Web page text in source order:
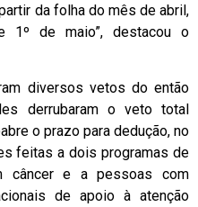
da folha do mês de abril,
1º de maio”, destacou o
diversos vetos do então
derrubaram o veto total
o prazo para dedução, no
feitas a dois programas de
câncer e a pessoas com
de apoio à atenção